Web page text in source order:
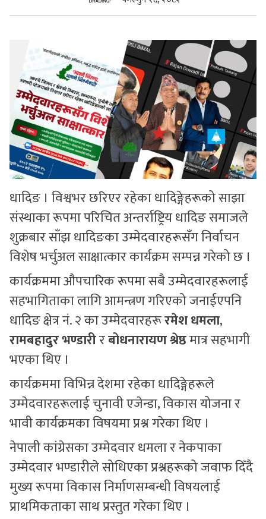
सुचनाहरु
स्वास्थ्य
भिडियो
धादिङ । विश्वभर छरिएर रहेका धादिङ्गेहरूको साझा
संस्थाका रूपमा परिचित अन्तर्राष्ट्रिय धादिङ समाजले
शुक्रबार साँझ धादिङका उम्मेदवारहरूसँग निर्वाचन
विशेष भर्चुअल साक्षात्कार कार्यक्रम सम्पन्न गरेको छ ।
कार्यक्रममा औपचारिक रूपमा सबै उम्मेदवारहरूलाई
सहभागिताका लागि आमन्त्रण गरिएको जनाईएपनि
धादिङ क्षेत्र नं. २ का उम्मेदवारहरूरमेश धमला,
रामबहादुर भण्डारीरबोधनारायण श्रेष्ठमात्र सहभागी
भएका थिए ।
कार्यक्रममा विभिन्न देशमा रहेका धादिङ्गेहरूले
उम्मेदवारहरूलाई चुनावी एजेन्डा, विकास योजना र
भावी कार्यक्रमका विषयमा प्रश्न गरेका थिए ।
नेपाली कांग्रेसका उम्मेदवार धमला र नेकपाका
उम्मेदवार भण्डारीले सोधिएका प्रश्नहरूको जवाफ दिँदै
मुख्य रूपमा विकास निर्माणसम्बन्धी विषयलाई
प्राथमिकताका साथ प्रस्तुत गरेका थिए ।